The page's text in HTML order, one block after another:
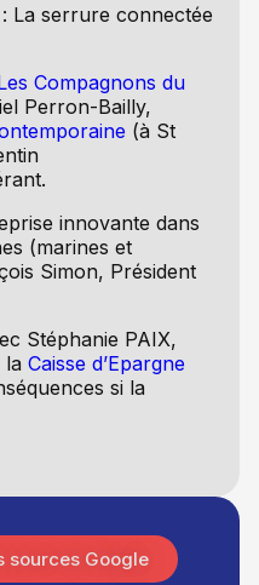
La serrure connectée
Compagnons du
Perron-Bailly,
(à St
innovante dans
(marines et
Simon, Président
Stéphanie PAIX,
la Caisse d’Epargne
si la
sources Google